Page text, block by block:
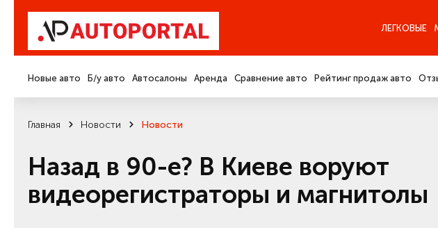
ЛЕГКОВЫЕ
Новые авто Б/у авто Автосалоны Аренда Сравнение авто Рейтинг продаж авто
Главная Новости Новости
Назад в 90-е? В Киеве воруют
видеорегистраторы и магнитолы